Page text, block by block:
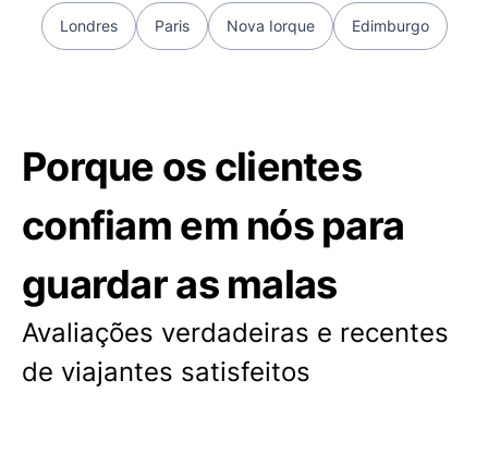
Londres Paris Nova Iorque Edimburgo
Porque os clientes
confiam em nós para
guardar as malas
Avaliações verdadeiras e recentes
de viajantes satisfeitos